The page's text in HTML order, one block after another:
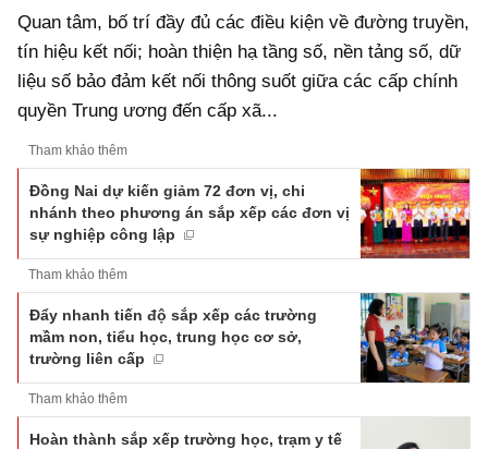
Quan tâm, bố trí đầy đủ các điều kiện về đường truyền,
tín hiệu kết nối; hoàn thiện hạ tầng số, nền tảng số, dữ
liệu số bảo đảm kết nối thông suốt giữa các cấp chính
quyền Trung ương đến cấp xã...
Tham khảo thêm
Đồng Nai dự kiến giảm 72 đơn vị, chi
nhánh theo phương án sắp xếp các đơn vị
sự nghiệp công lập
Tham khảo thêm
Đẩy nhanh tiến độ sắp xếp các trường
mầm non, tiểu học, trung học cơ sở,
trường liên cấp
Tham khảo thêm
Hoàn thành sắp xếp trường học, trạm y tế